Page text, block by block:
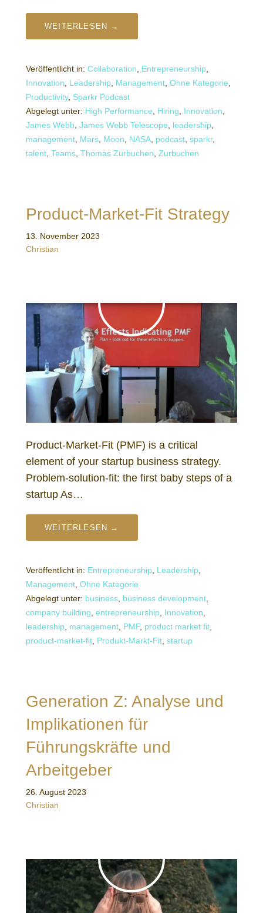
WEITERLESEN →
Veröffentlicht in: Collaboration, Entrepreneurship,
Innovation, Leadership, Management, Ohne Kategorie,
Productivity, Sparkr Podcast
Abgelegt unter: High Performance, Hiring, Innovation,
James Webb, James Webb Telescope, leadership,
management, Mars, Moon, NASA, podcast, sparkr,
talent, Teams, Thomas Zurbuchen, Zurbuchen
Product-Market-Fit Strategy
13. November 2023
Christian
Product-Market-Fit (PMF) is a critical
element of your startup business strategy.
Problem-solution-fit: the first baby steps of a
startup As…
WEITERLESEN →
Veröffentlicht in: Entrepreneurship, Leadership,
Management, Ohne Kategorie
Abgelegt unter: business, business development,
company building, entrepreneurship, Innovation,
leadership, management, PMF, product market fit,
product-market-fit, Produkt-Markt-Fit, startup
Generation Z: Analyse und
Implikationen für
Führungskräfte und
Arbeitgeber
26. August 2023
Christian